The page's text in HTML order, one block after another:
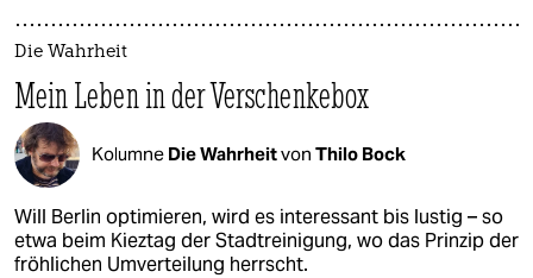
Die Wahrheit
Mein Leben in der Verschenkebox
Kolumne Die Wahrheitvon Thilo Bock
Will Berlin optimieren, wird es interessant bis lustig – so
etwa beim Kieztag der Stadtreinigung, wo das Prinzip der
fröhlichen Umverteilung herrscht.